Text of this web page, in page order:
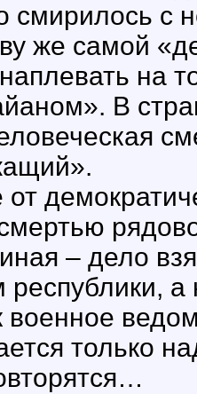
смирилось с
же самой
на
В
– дело
военное
только